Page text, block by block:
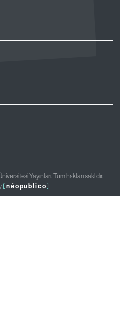
Yayınları. Tüm hakları saklıdır.
[néopublico]